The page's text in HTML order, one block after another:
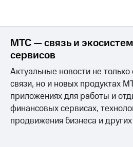
Поддержка
и подписки
МТС
Premium
Подписка
на гигабайты
интернета,
подписки
и услуги,
доступ
к геолокации
Сертификаты
безопасности
Всё
под
МТС — связь и
сервисов
Актуальные новости не
связи, но и новых продуктах
приложениях для работы и
финансовых сервисах,
продвижения бизнеса и